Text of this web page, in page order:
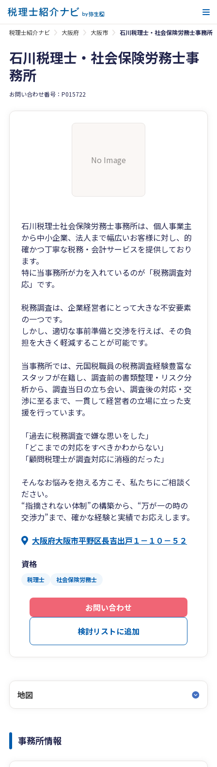
税理士紹介ナビ 大阪府 大阪市 石川税理士・社会保険労務士事務所
石川税理士・社会保険労務士事
務所
お問い合わせ番号：P015722
No Image
石川税理士社会保険労務士事務所は、個人事業主
から中小企業、法人まで幅広いお客様に対し、的
確かつ丁寧な税務・会計サービスを提供しており
ます。
特に当事務所が力を入れているのが「税務調査対
応」です。
税務調査は、企業経営者にとって大きな不安要素
の一つです。
しかし、適切な事前準備と交渉を行えば、その負
担を大きく軽減することが可能です。
当事務所では、元国税職員の税務調査経験豊富な
スタッフが在籍し、調査前の書類整理・リスク分
析から、調査当日の立ち会い、調査後の対応・交
渉に至るまで、一貫して経営者の立場に立った支
援を行っています。
「過去に税務調査で嫌な思いをした」
「どこまでの対応をすべきかわからない」
「顧問税理士が調査対応に消極的だった」
そんなお悩みを抱える方こそ、私たちにご相談く
ださい。
“指摘されない体制”の構築から、“万が一の時の
交渉力”まで、確かな経験と実績でお応えします。
大阪府大阪市平野区長吉出戸１－１０－５２
資格
税理士 社会保険労務士
お問い合わせ
検討リストに追加
地図
事務所情報